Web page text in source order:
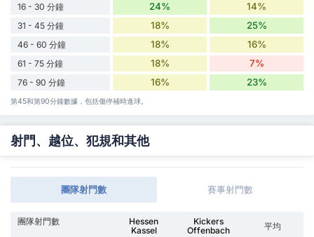
16 - 30 分鐘 24% 14%
31 - 45 分鐘 18% 25%
46 - 60 分鐘 18% 16%
61 - 75 分鐘 18% 7%
76 - 90 分鐘 16% 23%
第45和第90分鐘數據，包括傷停補時進球。
射門、越位、犯規和其他
團隊射門數 賽事射門數
團隊射門數
Hessen
Kassel
Kickers
Offenbach
平均